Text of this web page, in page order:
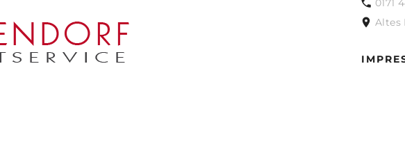
0171
Altes